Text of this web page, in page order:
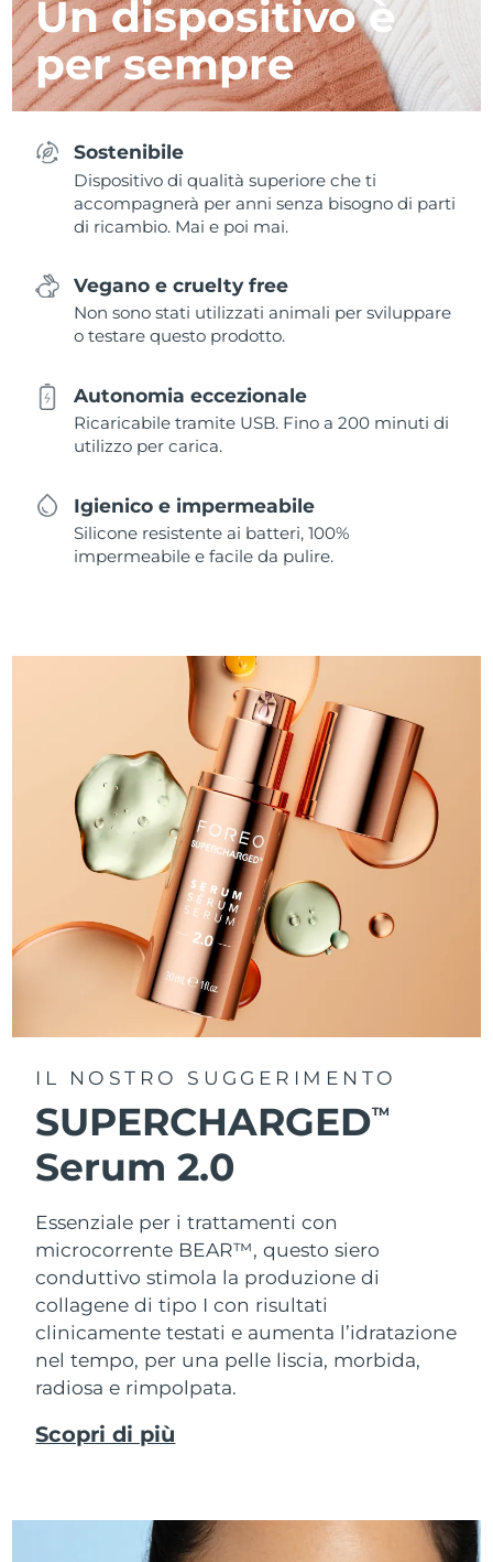
Un dispositivo è
per sempre
Sostenibile
Dispositivo di qualità superiore che ti
accompagnerà per anni senza bisogno di parti
di ricambio. Mai e poi mai.
Vegano e cruelty free
Non sono stati utilizzati animali per sviluppare
o testare questo prodotto.
Autonomia eccezionale
Ricaricabile tramite USB. Fino a 200 minuti di
utilizzo per carica.
Igienico e impermeabile
Silicone resistente ai batteri, 100%
impermeabile e facile da pulire.
IL NOSTRO SUGGERIMENTO
SUPERCHARGEDTM
Serum 2.0
Essenziale per i trattamenti con
microcorrente BEAR™, questo siero
conduttivo stimola la produzione di
collagene di tipo I con risultati
clinicamente testati e aumenta l’idratazione
nel tempo, per una pelle liscia, morbida,
radiosa e rimpolpata.
Scopri di più